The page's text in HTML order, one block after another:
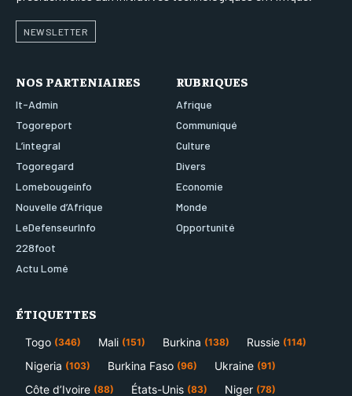
NEWSLETTER
NOS PARTENIAIRES
It-Admin
Togoreport
L’integral
Togoregard
Lomebougeinfo
Nouvelle d’Afrique
LeDefenseurInfo
228foot
Actu Lomé
RUBRIQUES
Afrique
Communiqué
Culture
Divers
Economie
Monde
Opportunité
ÉTIQUETTES
Togo (346) Mali (151) Burkina (138) Russie (114)
Nigeria (103) Burkina Faso (96) Ukraine (91)
Côte d’Ivoire (88) États-Unis (83) Niger (78)